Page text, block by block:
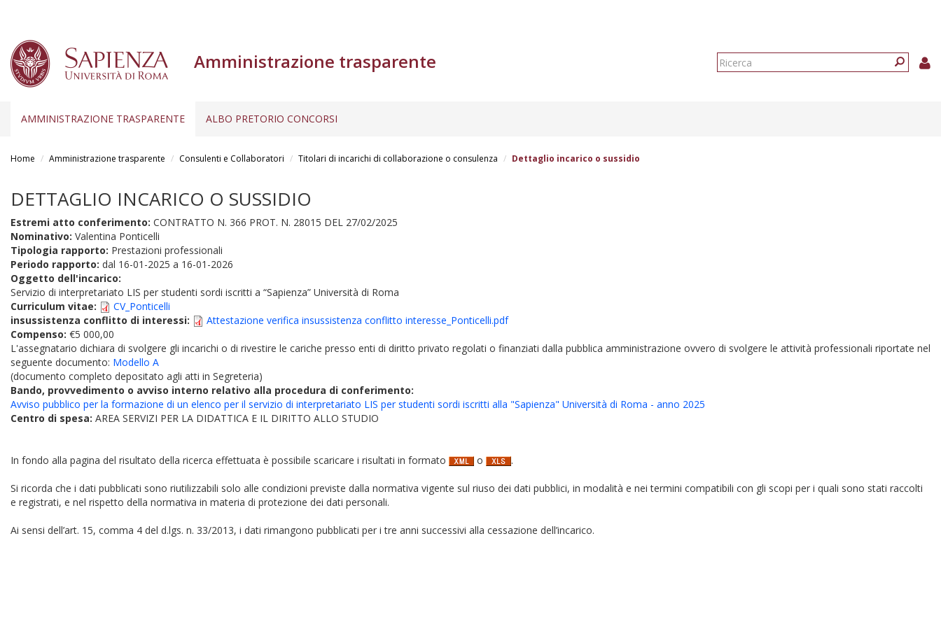
Amministrazione trasparente
Form
AMMINISTRAZIONE TRASPARENTE ALBO PRETORIO CONCORSI
Home Amministrazione trasparente Consulenti e Collaboratori Titolari di incarichi di collaborazione o consulenza Dettaglio incarico o sussidio
DETTAGLIO INCARICO O SUSSIDIO
Estremi atto conferimento: CONTRATTO N. 366 PROT. N. 28015 DEL 27/02/2025
Nominativo: Valentina Ponticelli
Tipologia rapporto: Prestazioni professionali
Periodo rapporto: dal 16-01-2025 a 16-01-2026
Oggetto dell'incarico:
Servizio di interpretariato LIS per studenti sordi iscritti a “Sapienza” Università di Roma
Curriculum vitae:
CV_Ponticelli
insussistenza conflitto di interessi:
Attestazione verifica insussistenza conflitto interesse_Ponticelli.pdf
Compenso: €5 000,00
L'assegnatario dichiara di svolgere gli incarichi o di rivestire le cariche presso enti di diritto privato regolati o finanziati dalla pubblica amministrazione ovvero di svolgere le attività professionali riportate nel
seguente documento: Modello A
(documento completo depositato agli atti in Segreteria)
Bando, provvedimento o avviso interno relativo alla procedura di conferimento:
Avviso pubblico per la formazione di un elenco per il servizio di interpretariato LIS per studenti sordi iscritti alla "Sapienza" Università di Roma - anno 2025
Centro di spesa: AREA SERVIZI PER LA DIDATTICA E IL DIRITTO ALLO STUDIO
In fondo alla pagina del risultato della ricerca effettuata è possibile scaricare i risultati in formato o .
Si ricorda che i dati pubblicati sono riutilizzabili solo alle condizioni previste dalla normativa vigente sul riuso dei dati pubblici, in modalità e nei termini compatibili con gli scopi per i quali sono stati raccolti
e registrati, e nel rispetto della normativa in materia di protezione dei dati personali.
Ai sensi dell’art. 15, comma 4 del d.lgs. n. 33/2013, i dati rimangono pubblicati per i tre anni successivi alla cessazione dell’incarico.